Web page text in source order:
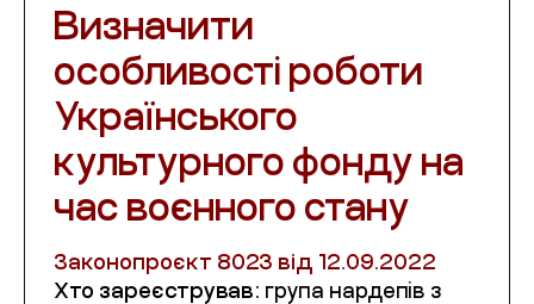
Визначити
особливості роботи
Українського
культурного фонду на
час воєнного стану
Законопроєкт 8023 від 12.09.2022
Хто зареєстрував: група нардепів з